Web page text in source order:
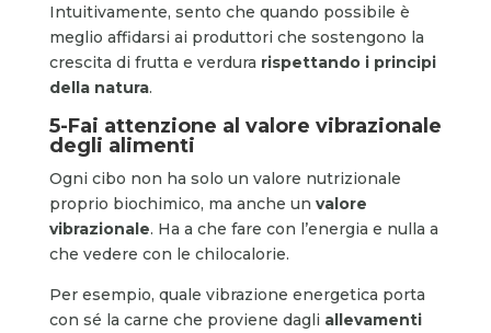
Intuitivamente, sento che quando possibile è
meglio affidarsi ai produttori che sostengono la
crescita di frutta e verdura rispettando i principi
della natura.
5-Fai attenzione al valore vibrazionale
degli alimenti
Ogni cibo non ha solo un valore nutrizionale
proprio biochimico, ma anche un valore
vibrazionale. Ha a che fare con l’energia e nulla a
che vedere con le chilocalorie.
Per esempio, quale vibrazione energetica porta
con sé la carne che proviene dagli allevamenti